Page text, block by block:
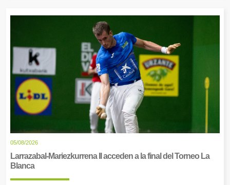
05/08/2026
Larrazabal-Mariezkurrena II acceden a la final del Torneo La
Blanca